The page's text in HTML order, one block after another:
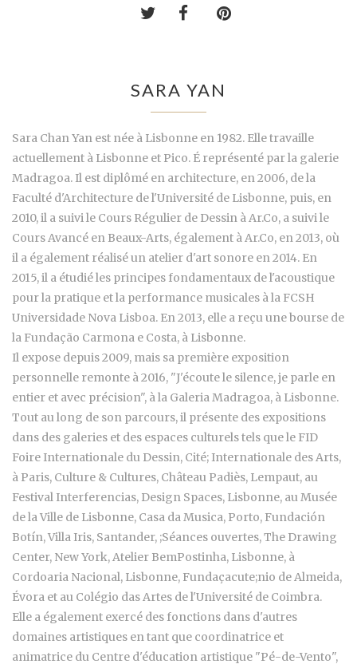
SARA YAN
Sara Chan Yan est née à Lisbonne en 1982. Elle travaille
actuellement à Lisbonne et Pico. É représenté par la galerie
Madragoa. Il est diplômé en architecture, en 2006, de la
Faculté d'Architecture de l'Université de Lisbonne, puis, en
2010, il a suivi le Cours Régulier de Dessin à Ar.Co, a suivi le
Cours Avancé en Beaux-Arts, également à Ar.Co, en 2013, où
il a également réalisé un atelier d'art sonore en 2014. En
2015, il a étudié les principes fondamentaux de l'acoustique
pour la pratique et la performance musicales à la FCSH
Universidade Nova Lisboa. En 2013, elle a reçu une bourse de
la Fundação Carmona e Costa, à Lisbonne.
Il expose depuis 2009, mais sa première exposition
personnelle remonte à 2016, "J'écoute le silence, je parle en
entier et avec précision", à la Galeria Madragoa, à Lisbonne.
Tout au long de son parcours, il présente des expositions
dans des galeries et des espaces culturels tels que le FID
Foire Internationale du Dessin, Cité; Internationale des Arts,
à Paris, Culture & Cultures, Château Padiès, Lempaut, au
Festival Interferencias, Design Spaces, Lisbonne, au Musée
de la Ville de Lisbonne, Casa da Musica, Porto, Fundación
Botín, Villa Iris, Santander, ;Séances ouvertes, The Drawing
Center, New York, Atelier BemPostinha, Lisbonne, à
Cordoaria Nacional, Lisbonne, Fundaçacute;nio de Almeida,
Évora et au Colégio das Artes de l'Université de Coimbra.
Elle a également exercé des fonctions dans d'autres
domaines artistiques en tant que coordinatrice et
animatrice du Centre d'éducation artistique "Pé-de-Vento",